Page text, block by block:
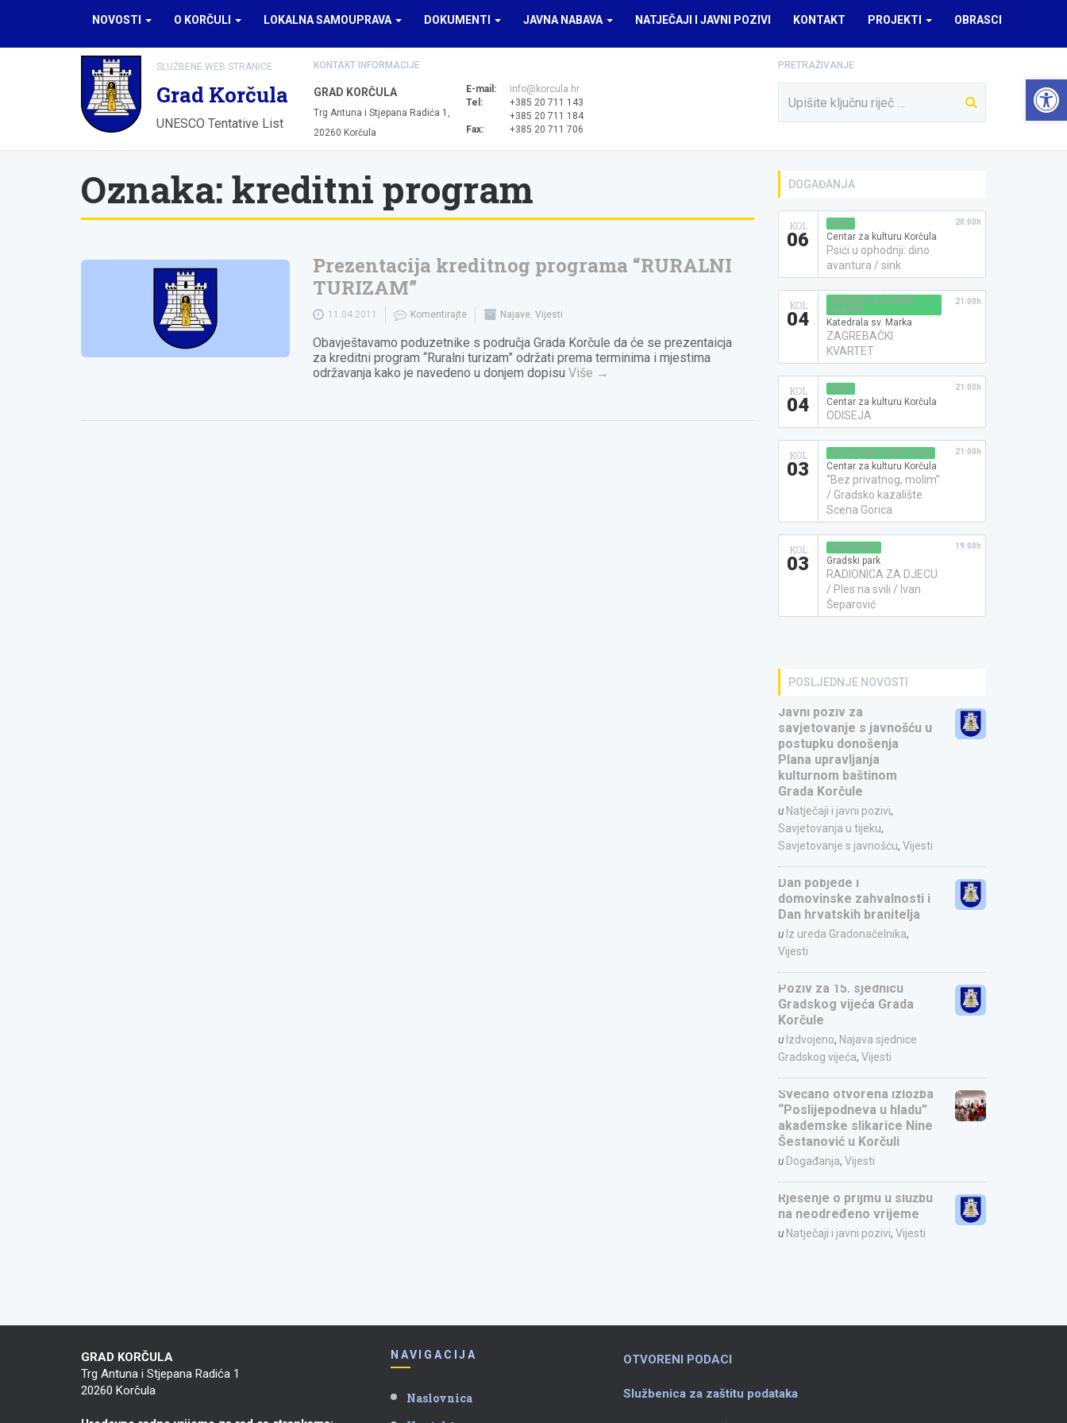
NOVOSTI O KORČULI LOKALNA SAMOUPRAVA DOKUMENTI JAVNA NABAVA NATJEČAJI I JAVNI POZIVI KONTAKT PROJEKTI OBRASCI
SLUŽBENE WEB STRANICE
Grad Korčula
UNESCO Tentative List
KONTAKT INFORMACIJE
GRAD KORČULA
Trg Antuna i Stjepana Radića 1,
20260 Korčula
E-mail:
info@korcula.hr
Tel:
+385 20 711 143
+385 20 711 184
Fax:
+385 20 711 706
PRETRAŽIVANJE
Oznaka: kreditni program
Prezentacija kreditnog programa “RURALNI
TURIZAM”
11.04.2011 Komentirajte Najave ,Vijesti
Obavještavamo poduzetnike s područja Grada Korčule da će se prezentaicja
za kreditni program “Ruralni turizam” održati prema terminima i mjestima
održavanja kako je navedeno u donjem dopisuViše →
DOGAĐANJA
KOL
06
KINO
Centar za kulturu Korčula
Psići u ophodnji: dino
avantura / sink
20:00h
KOL
04
KONCERT KLASIČNE
GLAZBE
Katedrala sv. Marka
ZAGREBAČKI
KVARTET
21:00h
KOL
04
KINO
Centar za kulturu Korčula
ODISEJA
21:00h
KOL
03
KAZALIŠNA PREDSTAVA
Centar za kulturu Korčula
“Bez privatnog, molim”
/ Gradsko kazalište
Scena Gorica
21:00h
KOL
03
RADIONICA
Gradski park
RADIONICA ZA DJECU
/ Ples na svili / Ivan
Šeparović
19:00h
POSLJEDNJE NOVOSTI
Javni poziv za
savjetovanje s javnošću u
postupku donošenja
Plana upravljanja
kulturnom baštinom
Grada Korčule
u Natječaji i javni pozivi,
Savjetovanja u tijeku,
Savjetovanje s javnošću, Vijesti
Dan pobjede i
domovinske zahvalnosti i
Dan hrvatskih branitelja
u Iz ureda Gradonačelnika,
Vijesti
Poziv za 15. sjednicu
Gradskog vijeća Grada
Korčule
u Izdvojeno, Najava sjednice
Gradskog vijeća, Vijesti
Svečano otvorena izložba
“Poslijepodneva u hladu”
akademske slikarice Nine
Šestanović u Korčuli
u Događanja, Vijesti
Rješenje o prijmu u službu
na neodređeno vrijeme
u Natječaji i javni pozivi, Vijesti
GRAD KORČULA
Trg Antuna i Stjepana Radića 1
20260 Korčula
NAVIGACIJA
Naslovnica
OTVORENI PODACI
Službenica za zaštitu podataka